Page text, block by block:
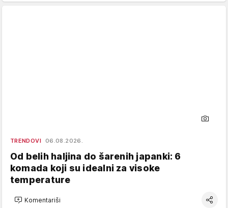
TRENDOVI 06.08.2026.
Od belih haljina do šarenih japanki: 6
komada koji su idealni za visoke
temperature
Komentariši